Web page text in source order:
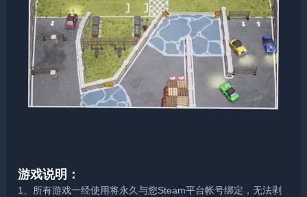
游戏说明：
1、所有游戏一经使用将永久与您Steam平台帐号绑定，无法剥